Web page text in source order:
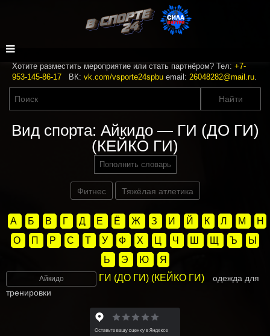
Хотите разместить мероприятие или стать партнёром? Тел: +7-
953-145-86-17 ВК: vk.com/vsporte24spbu email: 26048282@mail.ru.
Вид спорта: Айкидо — ГИ (ДО ГИ)
(КЕЙКО ГИ)
Пополнить словарь
Фитнес Тяжёлая атлетика
А Б В Г Д Е Ё Ж З И Й К Л М
Н
О
П Р С Т У Ф Х Ц Ч Ш Щ Ъ
Ы
Ь
Э Ю Я
Айкидо ГИ (ДО ГИ) (КЕЙКО ГИ)
одежда для
тренировки